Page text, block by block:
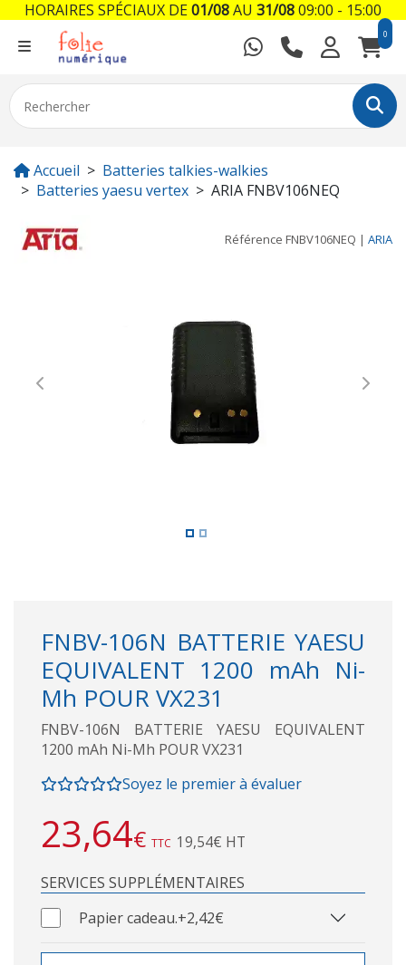
0
Accueil
Batteries talkies-walkies
Batteries yaesu vertex
ARIA FNBV106NEQ
Référence FNBV106NEQ | ARIA
Previous Next
FNBV-106N BATTERIE YAESU
EQUIVALENT 1200 mAh Ni-
Mh POUR VX231
FNBV-106N BATTERIE YAESU EQUIVALENT
1200 mAh Ni-Mh POUR VX231
Soyez le premier à évaluer
23,64€ TTC 19,54€ HT
SERVICES SUPPLÉMENTAIRES
Papier cadeau.+2,42€
HORAIRES SPÉCIAUX DE01/08AU 31/0809:00 - 15:00